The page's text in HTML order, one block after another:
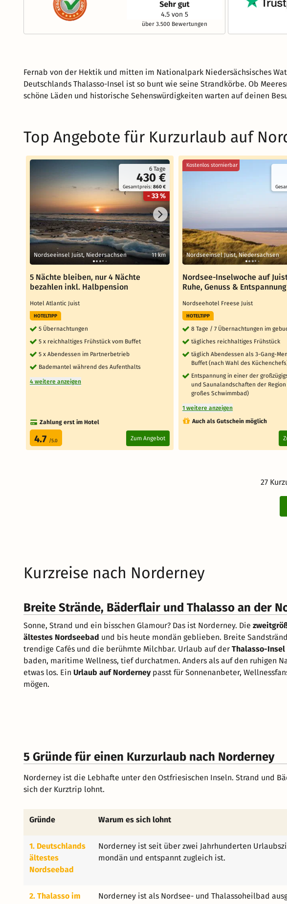
über 3.500 Bewertungen
Fernab von der Hektik und mitten im Nationalpark Niedersächsisches
Deutschlands Thalasso-Insel ist so bunt wie seine Strandkörbe. Ob
schöne Läden und historische Sehenswürdigkeiten warten auf deinen
Top Angebote für Kurzurlaub auf
6 Tage
430 €
Gesamtpreis: 860 €
- 33 %
Nordseeinsel Juist, Niedersachsen 11 km
5 Nächte bleiben, nur 4 Nächte
bezahlen inkl. Halbpension
Hotel Atlantic Juist
HOTELTIPP
5 Übernachtungen
5 x reichhaltiges Frühstück vom Buffet
5 x Abendessen im Partnerbetrieb
Bademantel während des Aufenthalts
4 weitere anzeigen
Zahlung erst im Hotel
4.7 /5.0 Zum Angebot
Kostenlos stornierbar
Nordseeinsel Juist, Niedersachsen
Nordsee-Inselwoche auf
Ruhe, Genuss & Entspannung
Nordseehotel Freese Juist
HOTELTIPP
8 Tage / 7 Übernachtungen im
tägliches reichhaltiges Frühstück
täglich Abendessen als 3-Gang-
Buffet (nach Wahl des
Entspannung in einer der
und Saunalandschaften der Region
großes Schwimmbad)
1 weitere anzeigen
Auch als Gutschein möglich
27
Kurzreise nach Norderney
Breite Strände, Bäderflair und Thalasso an der
Sonne, Strand und ein bisschen Glamour? Das ist Norderney. Die
ältestes Nordseebad und bis heute mondän geblieben. Breite
trendige Cafés und die berühmte Milchbar. Urlaub auf der Thalasso-Insel
baden, maritime Wellness, tief durchatmen. Anders als auf den ruhigen
etwas los. Ein Urlaub auf Norderneypasst für Sonnenanbeter,
mögen.
5 Gründe für einen Kurzurlaub nach Norderney
Norderney ist die Lebhafte unter den Ostfriesischen Inseln. Strand und
sich der Kurztrip lohnt.
Gründe Warum es sich lohnt
1. Deutschlands
ältestes
Nordseebad
Norderney ist seit über zwei Jahrhunderten
mondän und entspannt zugleich ist.
2. Thalasso im
Norderney ist als Nordsee- und Thalassoheilbad